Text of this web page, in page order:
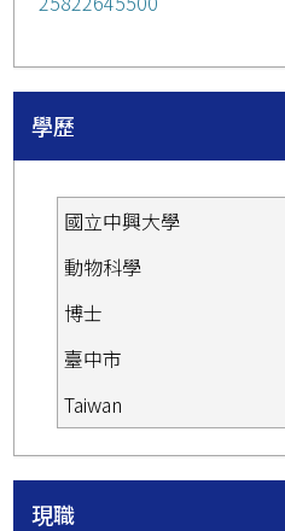
學歷
國立中興大學
動物科學
博士
臺中市
Taiwan
現職